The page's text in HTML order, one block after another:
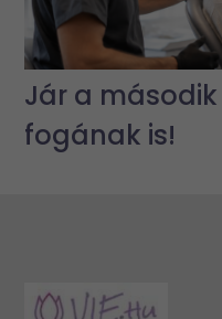
Jár a
fogának is!